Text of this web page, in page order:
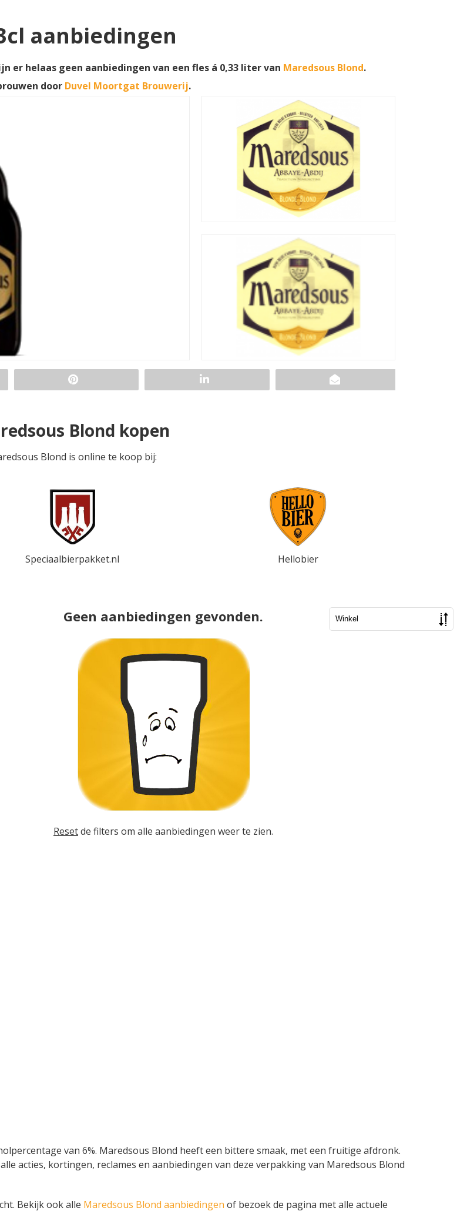
aanbiedingen
er helaas geen aanbiedingen van een fles á 0,33 liter van Maredsous Blond.
door Duvel Moortgat Brouwerij.
Blond kopen
Blond is online te koop bij:
Speciaalbierpakket.nl Hellobier
Geen aanbiedingen gevonden.
Resetde filters om alle aanbiedingen weer te zien.
van 6%. Maredsous Blond heeft een bittere smaak, met een fruitige afdronk.
acties, kortingen, reclames en aanbiedingen van deze verpakking van Maredsous Blond
Bekijk ook alle Maredsous Blond aanbiedingen of bezoek de pagina met alle actuele